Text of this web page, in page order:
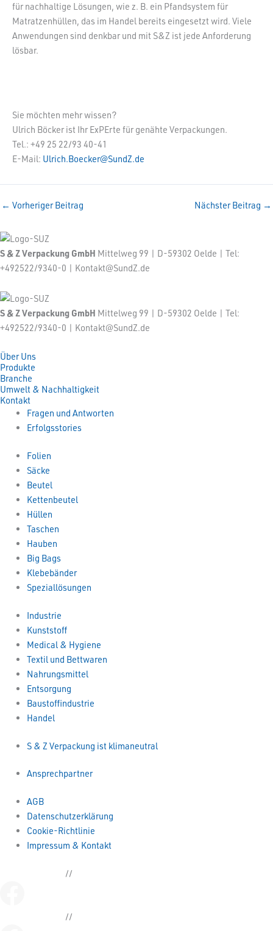
für nachhaltige Lösungen, wie z. B. ein Pfandsystem für
Matratzenhüllen, das im Handel bereits eingesetzt wird. Viele
Anwendungen sind denkbar und mit S&Z ist jede Anforderung
lösbar.
Sie möchten mehr wissen?
Ulrich Böcker ist Ihr ExPErte für genähte Verpackungen.
Tel.: +49 25 22/93 40-41
E-Mail: Ulrich.Boecker@SundZ.de
← Vorheriger Beitrag Nächster Beitrag →
S & Z Verpackung GmbH Mittelweg 99 | D-59302 Oelde | Tel:
+492522/9340-0 | Kontakt@SundZ.de
S & Z Verpackung GmbH Mittelweg 99 | D-59302 Oelde | Tel:
+492522/9340-0 | Kontakt@SundZ.de
Über Uns
Produkte
Branche
Umwelt & Nachhaltigkeit
Kontakt
Fragen und Antworten
Erfolgsstories
Folien
Säcke
Beutel
Kettenbeutel
Hüllen
Taschen
Hauben
Big Bags
Klebebänder
Speziallösungen
Industrie
Kunststoff
Medical & Hygiene
Textil und Bettwaren
Nahrungsmittel
Entsorgung
Baustoffindustrie
Handel
S & Z Verpackung ist klimaneutral
Ansprechpartner
AGB
Datenschutzerklärung
Cookie-Richtlinie
Impressum & Kontakt
//
//